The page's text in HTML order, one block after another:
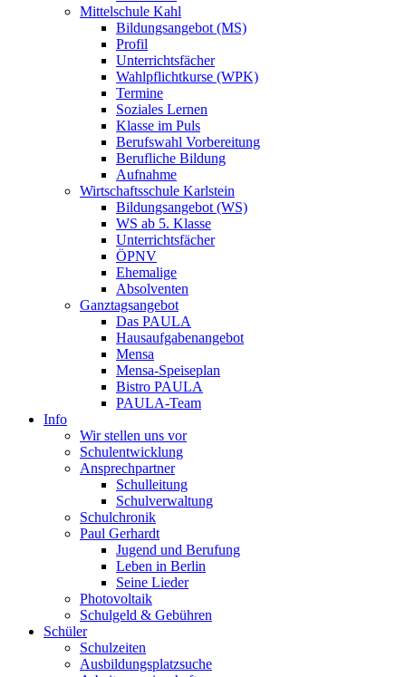
Mittelschule Kahl
Bildungsangebot (MS)
Profil
Unterrichtsfächer
Wahlpflichtkurse (WPK)
Termine
Soziales Lernen
Klasse im Puls
Berufswahl Vorbereitung
Berufliche Bildung
Aufnahme
Wirtschaftsschule Karlstein
Bildungsangebot (WS)
WS ab 5. Klasse
Unterrichtsfächer
ÖPNV
Ehemalige
Absolventen
Ganztagsangebot
Das PAULA
Hausaufgabenangebot
Mensa
Mensa-Speiseplan
Bistro PAULA
PAULA-Team
Info
Wir stellen uns vor
Schulentwicklung
Ansprechpartner
Schulleitung
Schulverwaltung
Schulchronik
Paul Gerhardt
Jugend und Berufung
Leben in Berlin
Seine Lieder
Photovoltaik
Schulgeld & Gebühren
Schüler
Schulzeiten
Ausbildungsplatzsuche